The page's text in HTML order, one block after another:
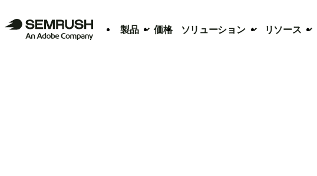
製品 価格 ソリューション リソース